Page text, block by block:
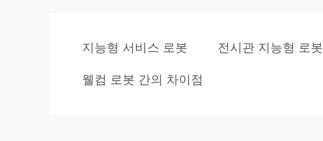
지능형 서비스 로봇 전시관 지능형 로봇
웰컴 로봇 간의 차이점